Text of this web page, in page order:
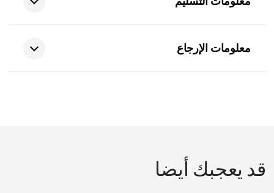
معلومات الإرجاع
قد يعجبك أيضا